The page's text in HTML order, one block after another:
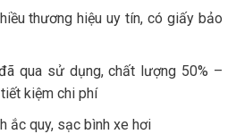
thương hiệu uy tín, có giấy bảo
qua sử dụng, chất lượng 50% –
kiệm chi phí
ắc quy, sạc bình xe hơi